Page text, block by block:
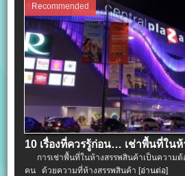
Recommended
10 เรื่องที่ควรรู้ก่อน… เช่าพื้นที่ใน
การเช่าพื้นที่ในห้างสรรพสินค้าเป็นความต้
คน ด้วยความที่ห้างสรรพสินค้า[อ่านต่อ]